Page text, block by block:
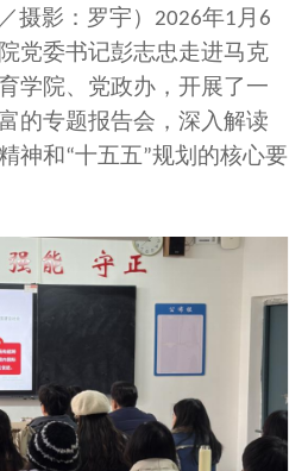
摄影：罗宇） 2026年1 月 6
党委书记彭志忠走进马克
学院、党政办 ，开展了一
的专题报告会，深入解读
神和“十五五”规划的核心要